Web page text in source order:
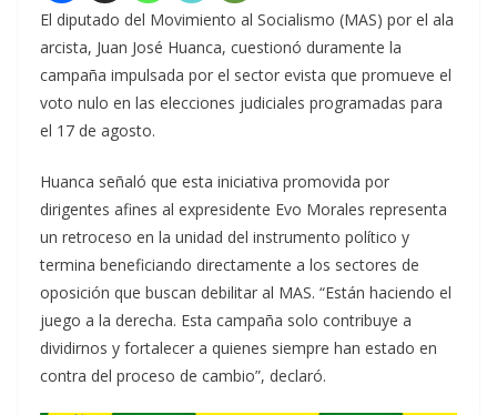
El diputado del Movimiento al Socialismo (MAS) por el ala
arcista, Juan José Huanca, cuestionó duramente la
campaña impulsada por el sector evista que promueve el
voto nulo en las elecciones judiciales programadas para
el 17 de agosto.
Huanca señaló que esta iniciativa promovida por
dirigentes afines al expresidente Evo Morales representa
un retroceso en la unidad del instrumento político y
termina beneficiando directamente a los sectores de
oposición que buscan debilitar al MAS. “Están haciendo el
juego a la derecha. Esta campaña solo contribuye a
dividirnos y fortalecer a quienes siempre han estado en
contra del proceso de cambio”, declaró.